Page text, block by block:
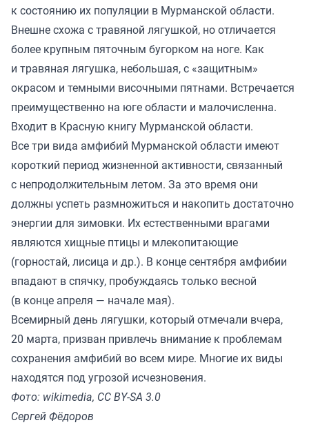
к состоянию их популяции в Мурманской области.
Внешне схожа с травяной лягушкой, но отличается
более крупным пяточным бугорком на ноге. Как
и травяная лягушка, небольшая, с «защитным»
окрасом и темными височными пятнами. Встречается
преимущественно на юге области и малочисленна.
Входит в Красную книгу Мурманской области.
Все три вида амфибий Мурманской области имеют
короткий период жизненной активности, связанный
с непродолжительным летом. За это время они
должны успеть размножиться и накопить достаточно
энергии для зимовки. Их естественными врагами
являются хищные птицы и млекопитающие
(горностай, лисица и др.). В конце сентября амфибии
впадают в спячку, пробуждаясь только весной
(в конце апреля — начале мая).
Всемирный день лягушки, который отмечали вчера,
20 марта, призван привлечь внимание к проблемам
сохранения амфибий во всем мире. Многие их виды
находятся под угрозой исчезновения.
Фото: wikimedia, CC BY-SA 3.0
Сергей Фёдоров